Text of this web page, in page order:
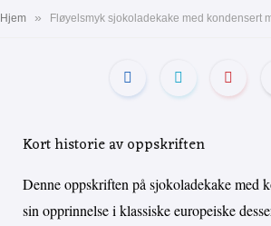
Hjem »
Kort historie av oppskriften
Denne oppskriften på sjokoladekake med
sin opprinnelse i klassiske europeiske